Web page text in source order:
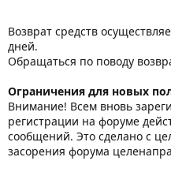
Возврат средств
дней.
Обращаться по поводу
Ограничения для новых
Внимание! Всем вновь
регистрации на форуме
сообщений. Это сделано с
засорения форума